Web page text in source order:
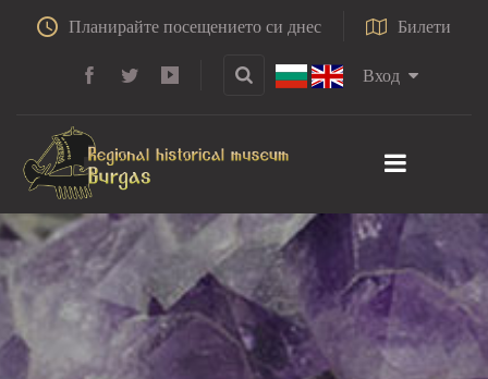
Планирайте посещението си днес Билети
Вход